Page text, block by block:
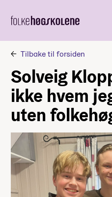
Tilbake til forsiden
Solveig
ikke hvem
uten